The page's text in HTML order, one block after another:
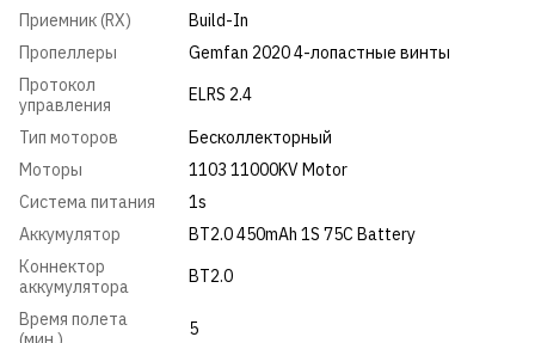
Приемник (RX)
Build-In
Пропеллеры
Gemfan 2020 4-лопастные винты
Протокол
управления
ELRS 2.4
Тип моторов
Бесколлекторный
Моторы
1103 11000KV Motor
Система питания
1s
Аккумулятор
BT2.0 450mAh 1S 75C Battery
Коннектор
аккумулятора
BT2.0
Время полета
5